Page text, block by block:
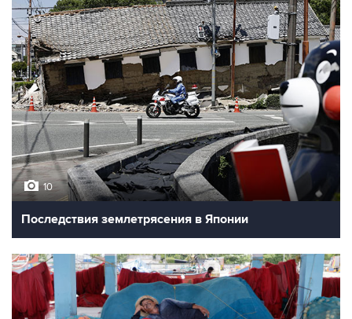
10
Последствия землетрясения в Японии